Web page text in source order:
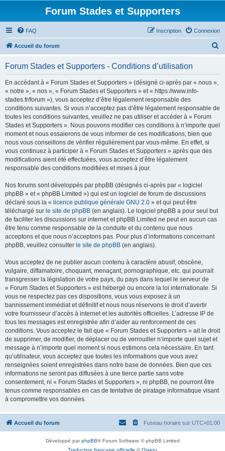
Forum Stades et Supporters
FAQ Connexion
Inscription
Accueil du forum
Forum Stades et Supporters - Conditions d’utilisation
En accédant à « Forum Stades et Supporters » (désigné ci-après par « nous »,
« notre », « nos », « Forum Stades et Supporters » et « https://www.info-
stades.fr/forum »), vous acceptez d’être légalement responsable des
conditions suivantes. Si vous n’acceptez pas d’être légalement responsable de
toutes les conditions suivantes, veuillez ne pas utiliser et accéder à « Forum
Stades et Supporters ». Nous pouvons modifier ces conditions à n’importe quel
moment et nous essaierons de vous informer de ces modifications, bien que
nous vous conseillons de vérifier régulièrement par vous-même. En effet, si
vous continuez à participer à « Forum Stades et Supporters » après que des
modifications aient été effectuées, vous acceptez d’être légalement
responsable des conditions modifiées et mises à jour.
Nos forums sont développés par phpBB (désignés ci-après par « logiciel
phpBB » et « phpBB Limited ») qui est un logiciel de forum de discussions
déclaré sous la « licence publique générale GNU 2.0 » et qui peut être
téléchargé sur le site de phpBB (en anglais). Le logiciel phpBB a pour seul but
de faciliter les discussions sur internet et phpBB Limited ne peut en aucun cas
être tenu comme responsable de la conduite et du contenu que nous
acceptons et que nous n’acceptons pas. Pour plus d’informations concernant
phpBB, veuillez consulter le site de phpBB (en anglais).
Vous acceptez de ne publier aucun contenu à caractère abusif, obscène,
vulgaire, diffamatoire, choquant, menaçant, pornographique, etc. qui pourrait
transgresser la législation de votre pays, du pays dans lequel le serveur de
« Forum Stades et Supporters » est hébergé ou encore la loi internationale. Si
vous ne respectez pas ces dispositions, vous vous exposez à un
bannissement immédiat et définitif et nous nous réservons le droit d’avertir
votre fournisseur d’accès à internet et les autorités officielles. L’adresse IP de
tous les messages est enregistrée afin d’aider au renforcement de ces
conditions. Vous acceptez le fait que « Forum Stades et Supporters » ait le droit
de supprimer, de modifier, de déplacer ou de verrouiller n’importe quel sujet et
message à n’importe quel moment si nous estimons cela nécessaire. En tant
qu’utilisateur, vous acceptez que toutes les informations que vous avez
renseignées soient enregistrées dans notre base de données. Bien que ces
informations ne seront pas diffusées à une tierce partie sans votre
consentement, ni « Forum Stades et Supporters », ni phpBB, ne pourront être
tenus comme responsables en cas de tentative de piratage informatique visant
à compromettre vos données.
Accueil du forum Fuseau horaire sur UTC+01:00
Développé parphpBB® Forum Software © phpBB Limited
Traduction française officielle ©Qiaeru